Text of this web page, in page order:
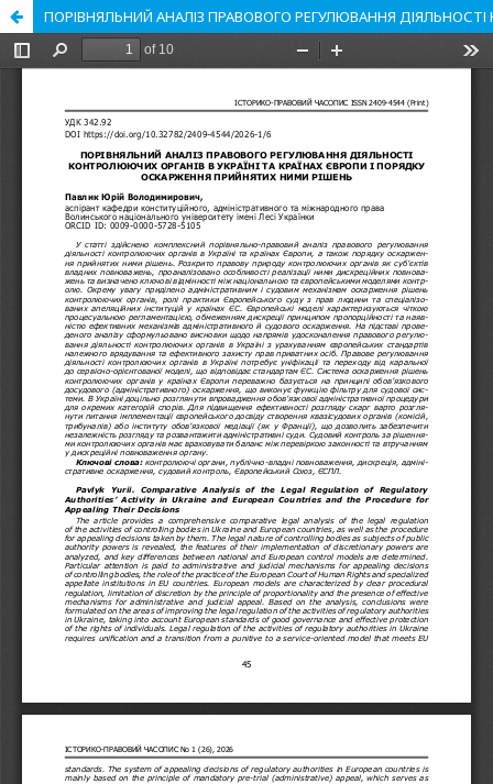
ПОРІВНЯЛЬНИЙ АНАЛІЗ ПРАВОВОГО РЕГУЛЮВАННЯ